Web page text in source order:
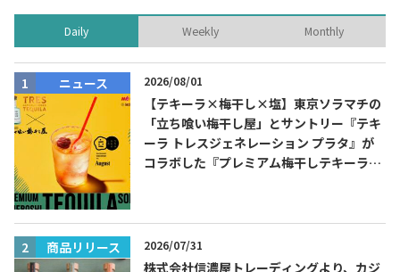
Daily Weekly Monthly
ニュース 2026/08/01
【テキーラ×梅干し×塩】東京ソラマチの
「立ち喰い梅干し屋」とサントリー『テキ
ーラ トレスジェネレーション プラタ』が
コラボした『プレミアム梅干しテキーラソ
商品リリース 2026/07/31
株式会社信濃屋トレーディングより、カジ